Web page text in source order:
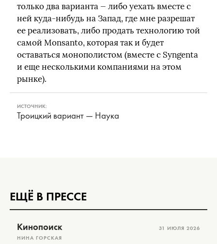
только два варианта — либо уехать вместе с
ней куда-нибудь на Запад, где мне разрешат
ее реализовать, либо продать технологию той
самой Monsanto, которая так и будет
оставаться монополистом (вместе с Syngenta
и еще несколькими компаниями на этом
рынке).
ИСТОЧНИК:
Троицкий вариант — Наука
ЕЩЁ В ПРЕССЕ
Кинопоиск
НИНА ГОРСКАЯ
31 ИЮЛЯ 2026